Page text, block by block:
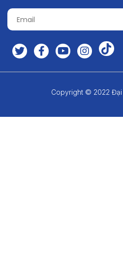
Copyright © 2022